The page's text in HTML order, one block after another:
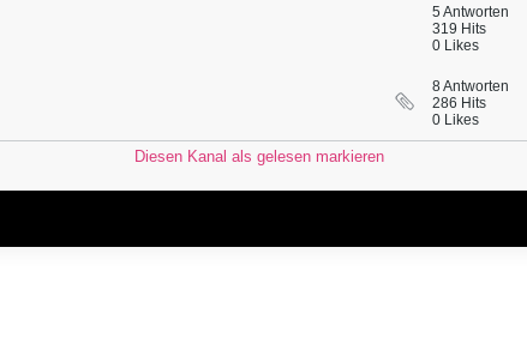
5 Antworten
319 Hits
0 Likes
8 Antworten
286 Hits
0 Likes
Diesen Kanal als gelesen markieren